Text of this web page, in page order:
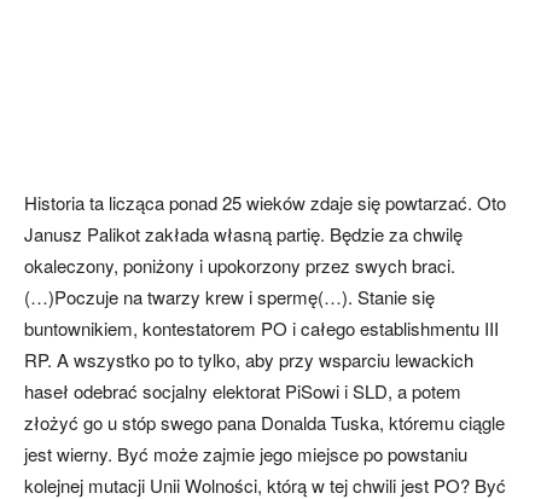
Historia ta licząca ponad 25 wieków zdaje się powtarzać. Oto
Janusz Palikot zakłada własną partię. Będzie za chwilę
okaleczony, poniżony i upokorzony przez swych braci.
(…)Poczuje na twarzy krew i spermę(…). Stanie się
buntownikiem, kontestatorem PO i całego establishmentu III
RP. A wszystko po to tylko, aby przy wsparciu lewackich
haseł odebrać socjalny elektorat PiSowi i SLD, a potem
złożyć go u stóp swego pana Donalda Tuska, któremu ciągle
jest wierny. Być może zajmie jego miejsce po powstaniu
kolejnej mutacji Unii Wolności, którą w tej chwili jest PO? Być